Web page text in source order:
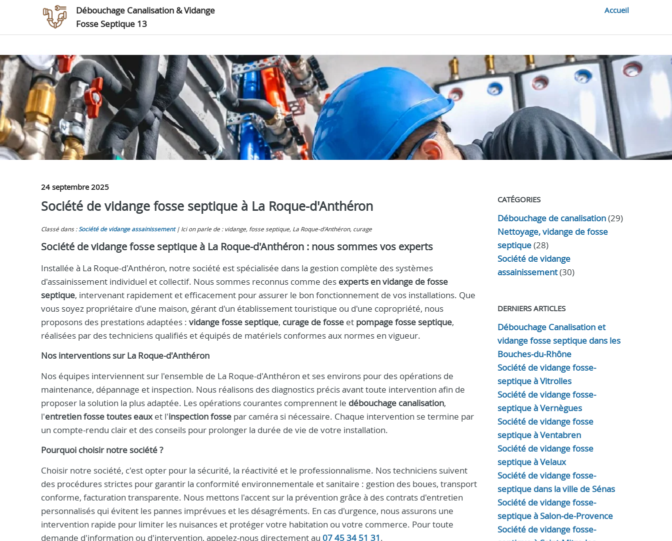
Débouchage Canalisation & Vidange
Fosse Septique 13
Accueil
24 septembre 2025
Société de vidange fosse septique à La Roque-d'Anthéron
Classé dans :Société de vidange assainissement Ici on parle de : vidange, fosse septique, La Roque-d'Anthéron, curage
Société de vidange fosse septique à La Roque-d'Anthéron : nous sommes vos experts
Installée à La Roque-d'Anthéron, notre société est spécialisée dans la gestion complète des systèmes
d'assainissement individuel et collectif. Nous sommes reconnus comme des experts en vidange de fosse
septique, intervenant rapidement et efficacement pour assurer le bon fonctionnement de vos installations. Que
vous soyez propriétaire d'une maison, gérant d'un établissement touristique ou d'une copropriété, nous
proposons des prestations adaptées : vidange fosse septique, curage de fosse et pompage fosse septique,
réalisées par des techniciens qualifiés et équipés de matériels conformes aux normes en vigueur.
Nos interventions sur La Roque-d'Anthéron
Nos équipes interviennent sur l'ensemble de La Roque-d'Anthéron et ses environs pour des opérations de
maintenance, dépannage et inspection. Nous réalisons des diagnostics précis avant toute intervention afin de
proposer la solution la plus adaptée. Les opérations courantes comprennent le débouchage canalisation,
l'entretien fosse toutes eauxet l'inspection fosse par caméra si nécessaire. Chaque intervention se termine par
un compte-rendu clair et des conseils pour prolonger la durée de vie de votre installation.
Pourquoi choisir notre société ?
Choisir notre société, c'est opter pour la sécurité, la réactivité et le professionnalisme. Nos techniciens suivent
des procédures strictes pour garantir la conformité environnementale et sanitaire : gestion des boues, transport
conforme, facturation transparente. Nous mettons l'accent sur la prévention grâce à des contrats d'entretien
personnalisés qui évitent les pannes imprévues et les désagréments. En cas d'urgence, nous assurons une
intervention rapide pour limiter les nuisances et protéger votre habitation ou votre commerce. Pour toute
demande d'information ou d'intervention, appelez-nous directement au 07 45 34 51 31.
CATÉGORIES
Débouchage de canalisation(29)
Nettoyage, vidange de fosse
septique(28)
Société de vidange
assainissement(30)
DERNIERS ARTICLES
Débouchage Canalisation et
vidange fosse septique dans les
Bouches-du-Rhône
Société de vidange fosse-
septique à Vitrolles
Société de vidange fosse-
septique à Vernègues
Société de vidange fosse
septique à Ventabren
Société de vidange fosse
septique à Velaux
Société de vidange fosse-
septique dans la ville de Sénas
Société de vidange fosse-
septique à Salon-de-Provence
Société de vidange fosse-